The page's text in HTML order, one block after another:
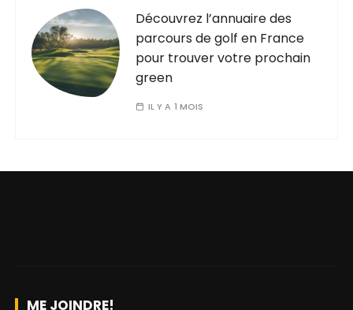
Découvrez l’annuaire des
parcours de golf en France
pour trouver votre prochain
green
IL Y A 1 MOIS
ME JOINDRE!